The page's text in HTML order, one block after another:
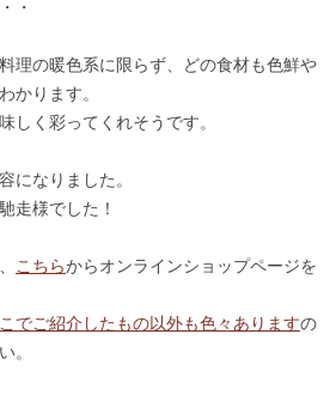
・
理の暖色系に限らず、どの食材も色鮮や
かります。
しく彩ってくれそうです。
になりました。
走様でした！
こちらからオンラインショップページを
でご紹介したもの以外も色々ありますの
。